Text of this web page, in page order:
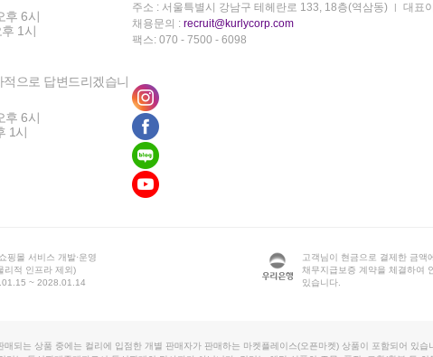
후 6시
1시
으로 답변드리겠습니
후 6시
1시
주소 : 서울특별시 강남구 테헤란로 133, 18층(역삼동)
대표
채용문의 : recruit@kurlycorp.com
팩스: 070 - 7500 - 6098
핑몰 서비스 개발·운영
리적 인프라 제외)
~ 2028.01.14
고객님이 현금으로 결제한 금액
채무지급보증 계약을 체결하여
있습니다.
매되는 상품 중에는 컬리에 입점한 개별 판매자가 판매하는 마켓플레이스(오픈마켓) 상품이 포함되어 있습